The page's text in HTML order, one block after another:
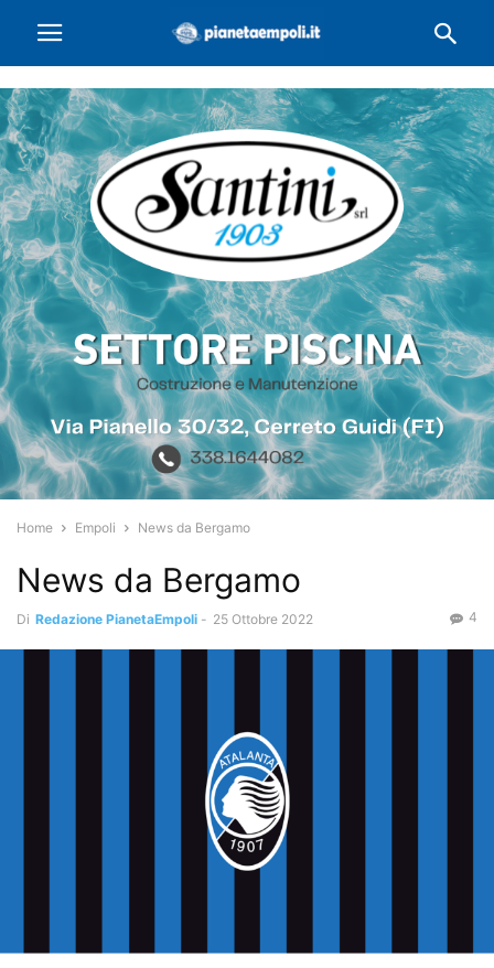
Home Empoli News da Bergamo
News da Bergamo
Di Redazione PianetaEmpoli - 25 Ottobre 2022 4